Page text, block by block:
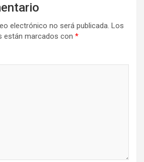
electrónico no será publicada. Los
están marcados con *